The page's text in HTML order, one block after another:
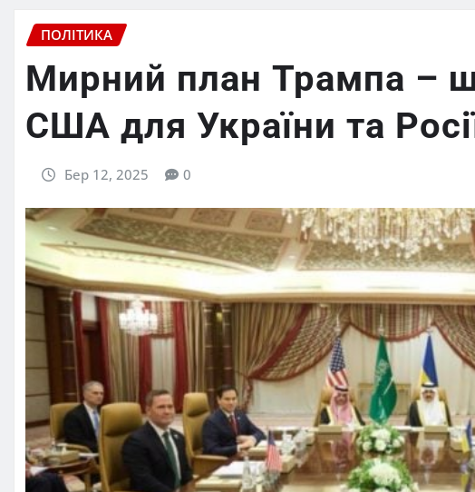
ПОЛІТИКА
Мирний план Трампа –
США для України та
Бер 12, 2025 0